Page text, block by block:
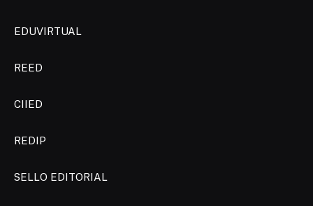
EDUVIRTUAL
REED
CIIED
REDIP
SELLO EDITORIAL